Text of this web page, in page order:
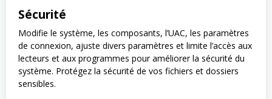
Sécurité
Modifie le système, les composants, l’UAC, les paramètres
de connexion, ajuste divers paramètres et limite l’accès aux
lecteurs et aux programmes pour améliorer la sécurité du
système. Protégez la sécurité de vos fichiers et dossiers
sensibles.